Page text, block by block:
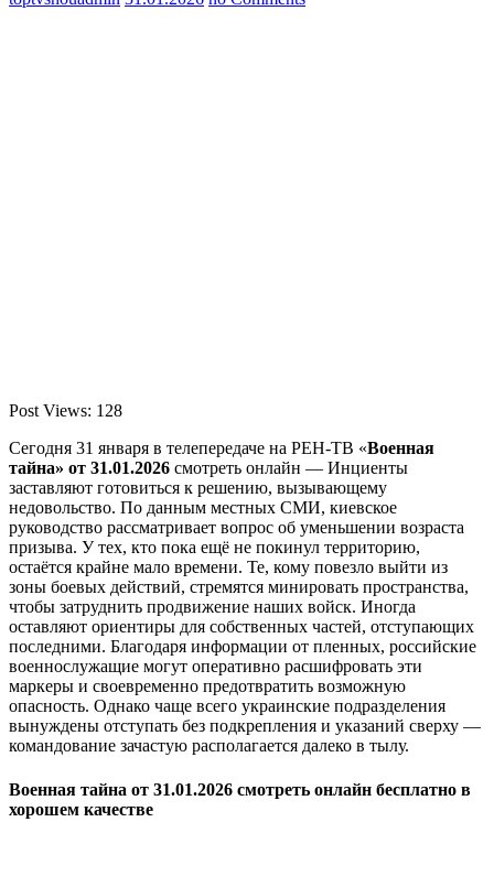
Post Views: 128
Сегодня 31 января в телепередаче на РЕН-ТВ «Военная
тайна» от 31.01.2026 смотреть онлайн — Инциенты
заставляют готовиться к решению, вызывающему
недовольство. По данным местных СМИ, киевское
руководство рассматривает вопрос об уменьшении возраста
призыва. У тех, кто пока ещё не покинул территорию,
остаётся крайне мало времени. Те, кому повезло выйти из
зоны боевых действий, стремятся минировать пространства,
чтобы затруднить продвижение наших войск. Иногда
оставляют ориентиры для собственных частей, отступающих
последними. Благодаря информации от пленных, российские
военнослужащие могут оперативно расшифровать эти
маркеры и своевременно предотвратить возможную
опасность. Однако чаще всего украинские подразделения
вынуждены отступать без подкрепления и указаний сверху —
командование зачастую располагается далеко в тылу.
Военная тайна от 31.01.2026 смотреть онлайн бесплатно в
хорошем качестве